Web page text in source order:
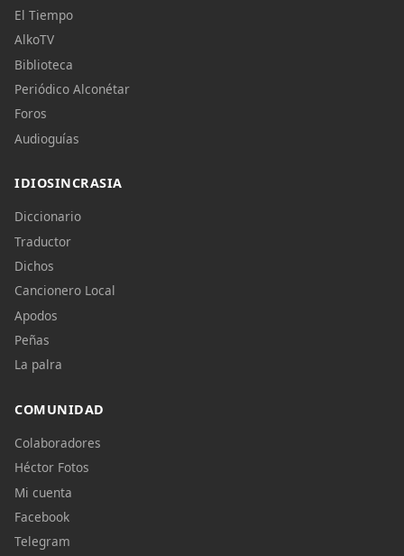
El Tiempo
AlkoTV
Biblioteca
Periódico Alconétar
Foros
Audioguías
IDIOSINCRASIA
Diccionario
Traductor
Dichos
Cancionero Local
Apodos
Peñas
La palra
COMUNIDAD
Colaboradores
Héctor Fotos
Mi cuenta
Facebook
Telegram